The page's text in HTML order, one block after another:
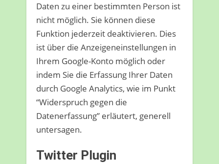
Daten zu einer bestimmten Person ist
nicht möglich. Sie können diese
Funktion jederzeit deaktivieren. Dies
ist über die Anzeigeneinstellungen in
Ihrem Google-Konto möglich oder
indem Sie die Erfassung Ihrer Daten
durch Google Analytics, wie im Punkt
“Widerspruch gegen die
Datenerfassung” erläutert, generell
untersagen.
Twitter Plugin